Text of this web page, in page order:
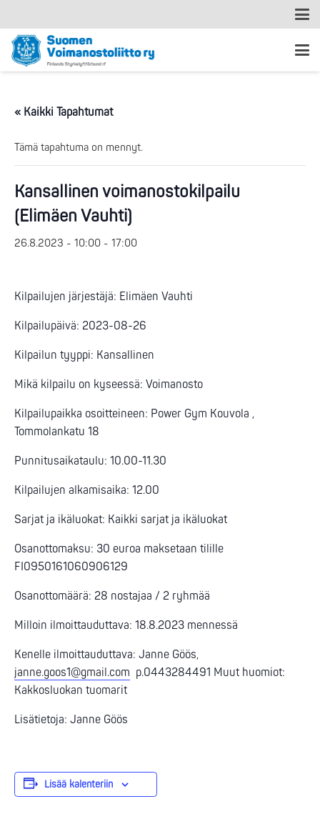
« Kaikki Tapahtumat
Tämä tapahtuma on mennyt.
Kansallinen voimanostokilpailu
(Elimäen Vauhti)
26.8.2023 - 10:00 - 17:00
Kilpailujen järjestäjä: Elimäen Vauhti
Kilpailupäivä: 2023-08-26
Kilpailun tyyppi: Kansallinen
Mikä kilpailu on kyseessä: Voimanosto
Kilpailupaikka osoitteineen: Power Gym Kouvola ,
Tommolankatu 18
Punnitusaikataulu: 10.00-11.30
Kilpailujen alkamisaika: 12.00
Sarjat ja ikäluokat: Kaikki sarjat ja ikäluokat
Osanottomaksu: 30 euroa maksetaan tilille
FI0950161060906129
Osanottomäärä: 28 nostajaa / 2 ryhmää
Milloin ilmoittauduttava: 18.8.2023 mennessä
Kenelle ilmoittauduttava: Janne Göös,
janne.goos1@gmail.com p.0443284491 Muut huomiot:
Kakkosluokan tuomarit
Lisätietoja: Janne Göös
Lisää kalenteriin